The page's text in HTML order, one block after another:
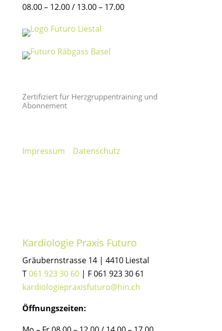
08.00 – 12.00 / 13.00 – 17.00
Zertifiziert für Herzgruppentraining und
Abonnement
Impressum Datenschutz
Kardiologie Praxis Futuro
Gräubernstrasse 14 | 4410 Liestal
T061 923 30 60| F 061 923 30 61
kardiologiepraxisfuturo@hin.ch
Öffnungszeiten: